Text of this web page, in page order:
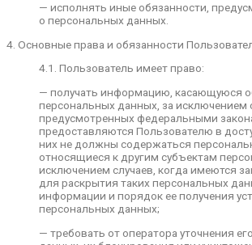
— исполнять иные обязанности,
о персональных данных.
4. Основные права и обязанности
4.1. Пользователь имеет право:
— получать информацию, касающуюся
персональных данных, за исключением
предусмотренных федеральными
предоставляются Пользователю в
них не должны содержаться
относящиеся к другим субъектам
исключением случаев, когда имеются
для раскрытия таких персональных
информации и порядок ее получения
персональных данных;
— требовать от оператора уточнения
— прекратить передачу (распространение,
предоставление, доступ) персональных
прекратить обработку и уничтожить
предусмотренных Законом о
— исполнять иные обязанности,
предусмотренные Законом о
данных.
4. Основные права и обязанности
4.1. Пользователь имеет право:
— получать информацию, касающуюся
обработки его персональных данных, за
исключением случаев, предусмотренных